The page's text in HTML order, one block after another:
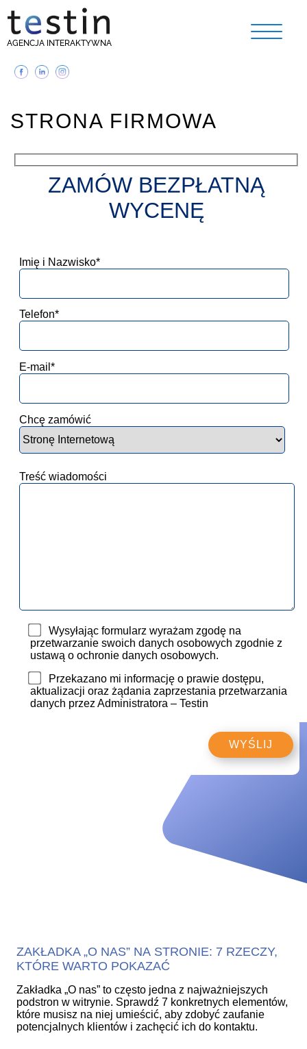
AGENCJA INTERAKTYWNA
STRONA FIRMOWA
ZAMÓW BEZPŁATNĄ
WYCENĘ
Imię i Nazwisko*
Telefon*
E-mail*
Chcę zamówić
Treść wiadomości
Wysyłając formularz wyrażam zgodę na
przetwarzanie swoich danych osobowych zgodnie z
ustawą o ochronie danych osobowych.
Przekazano mi informację o prawie dostępu,
aktualizacji oraz żądania zaprzestania przetwarzania
danych przez Administratora – Testin
ZAKŁADKA „O NAS” NA STRONIE: 7 RZECZY,
KTÓRE WARTO POKAZAĆ
Zakładka „O nas” to często jedna z najważniejszych
podstron w witrynie. Sprawdź 7 konkretnych elementów,
które musisz na niej umieścić, aby zdobyć zaufanie
potencjalnych klientów i zachęcić ich do kontaktu.